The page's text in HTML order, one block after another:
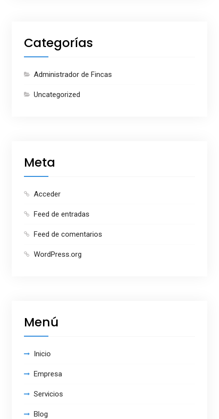
Categorías
Administrador de Fincas
Uncategorized
Meta
Acceder
Feed de entradas
Feed de comentarios
WordPress.org
Menú
Inicio
Empresa
Servicios
Blog